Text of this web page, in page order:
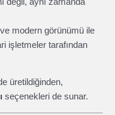
ve modern görünümü ile
işletmeler tarafından
üretildiğinden,
seçenekleri de sunar.